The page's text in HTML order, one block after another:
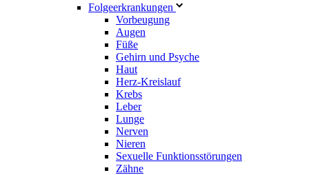
Folgeerkrankungen
Vorbeugung
Augen
Füße
Gehirn und Psyche
Haut
Herz-Kreislauf
Krebs
Leber
Lunge
Nerven
Nieren
Sexuelle Funktionsstörungen
Zähne